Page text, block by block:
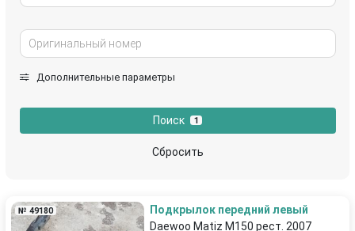
Дополнительные параметры
Поиск 1
Сбросить
№ 49180
Подкрылок передний левый
Daewoo Matiz M150 рест. 2007